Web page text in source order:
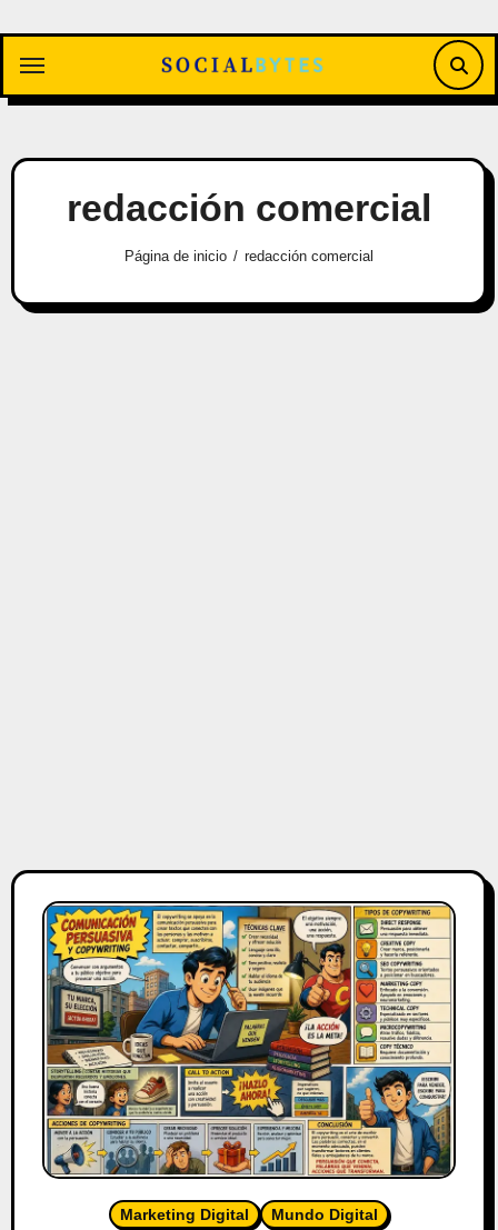
contenido
redacción comercial
Página de inicio redacción comercial
Marketing Digital Mundo Digital